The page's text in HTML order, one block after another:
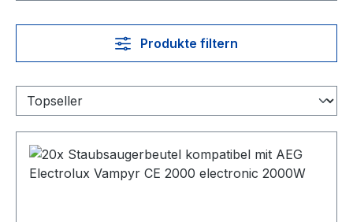
Produkte filtern